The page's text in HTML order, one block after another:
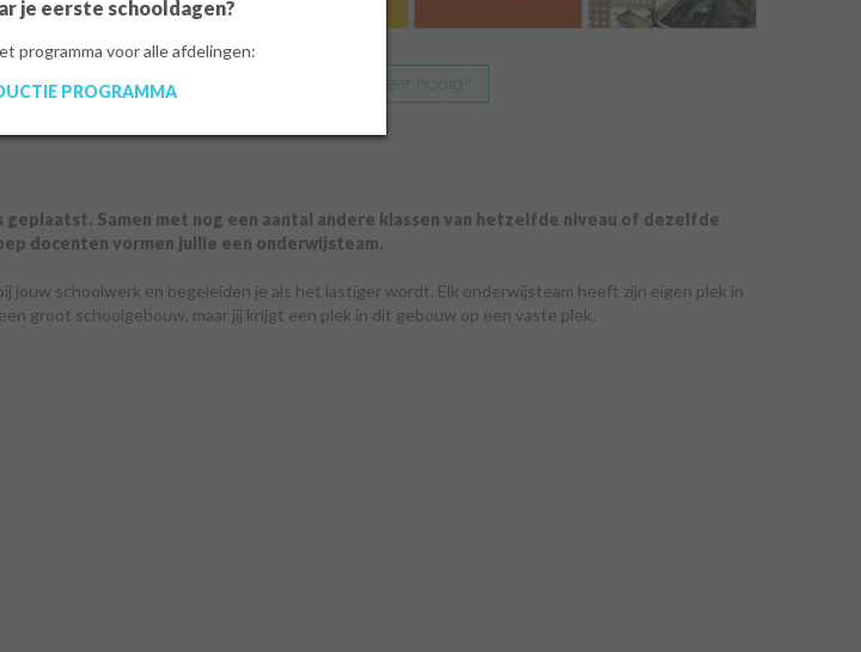
je eerste schooldagen?
programma voor alle afdelingen:
PROGRAMMA
Meten is weten Meer nodig?
geplaatst. Samen met nog een aantal andere klassen van hetzelfde niveau of dezelfde
docenten vormen jullie een onderwijsteam.
jouw schoolwerk en begeleiden je als het lastiger wordt. Elk onderwijsteam heeft zijn eigen plek in
groot schoolgebouw, maar jij krijgt een plek in dit gebouw op een vaste plek.